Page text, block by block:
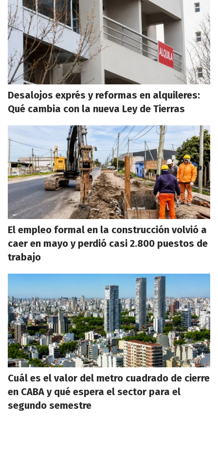
Desalojos exprés y reformas en alquileres:
Qué cambia con la nueva Ley de Tierras
El empleo formal en la construcción volvió a
caer en mayo y perdió casi 2.800 puestos de
trabajo
Cuál es el valor del metro cuadrado de cierre
en CABA y qué espera el sector para el
segundo semestre